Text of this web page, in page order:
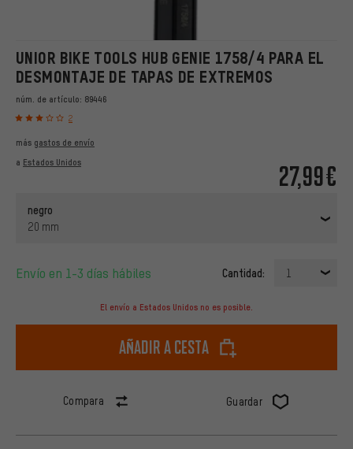
UNIOR BIKE TOOLS HUB GENIE 1758/4 PARA EL
DESMONTAJE DE TAPAS DE EXTREMOS
núm. de artículo: 89446
2
27,99€
más gastos de envío
a Estados Unidos
negro
20 mm
Envío en 1-3 días hábiles Cantidad: 1
El envío a Estados Unidos no es posible.
Añadir a cesta
Compara Guardar